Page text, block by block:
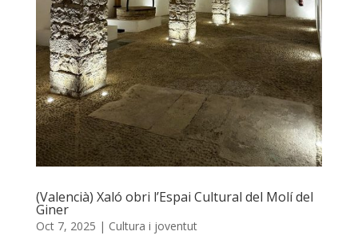
(Valencià) Xaló obri l’Espai Cultural del Molí del
Giner
Oct 7, 2025 | Cultura i joventut